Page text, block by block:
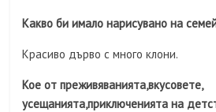
Какво би имало нарисувано на
Красиво дърво с много клони.
Кое от преживяванията,вкусовете,
усещанията,приключенията на